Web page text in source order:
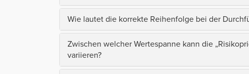
Wie lautet die korrekte Reihenfolge bei der
Zwischen welcher Wertespanne kann die
variieren?